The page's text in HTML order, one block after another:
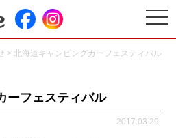
> 北海道キャンピングカーフェスティバル
ーフェスティバル
2017.03.29